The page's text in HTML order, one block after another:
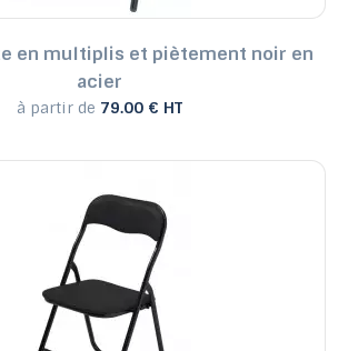
en multiplis et piètement noir en
acier
à partir de 79.00 € HT